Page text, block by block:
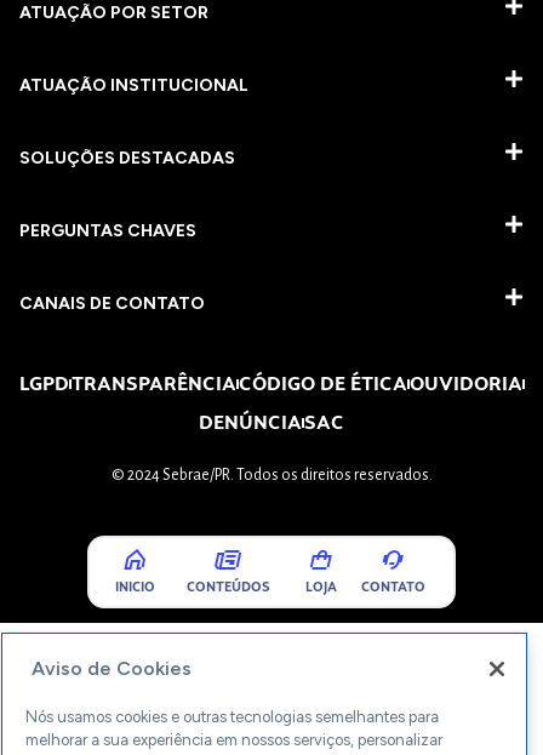
ATUAÇÃO POR SETOR
ATUAÇÃO INSTITUCIONAL
SOLUÇÕES DESTACADAS
PERGUNTAS CHAVES​
CANAIS DE CONTATO
LGPDTRANSPARÊNCIACÓDIGO DE ÉTICAOUVIDORIA
DENÚNCIASAC
© 2024 Sebrae/PR. Todos os direitos reservados.
INICIO CONTEÚDOS LOJA CONTATO
Aviso de Cookies
Nós usamos cookies e outras tecnologias semelhantes para
melhorar a sua experiência em nossos serviços, personalizar